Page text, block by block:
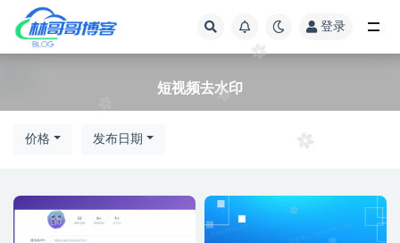
登录
短视频去水印
价格 发布日期